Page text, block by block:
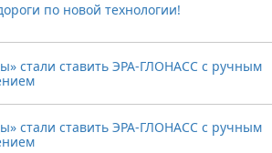
по новой технологии!
стали ставить ЭРА-ГЛОНАСС с ручным
стали ставить ЭРА-ГЛОНАСС с ручным